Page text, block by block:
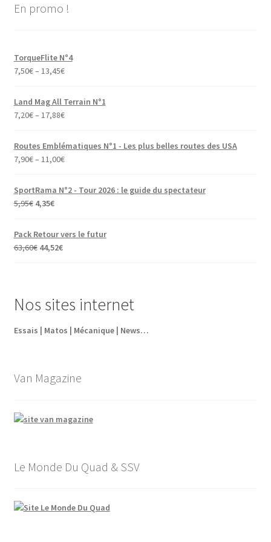
En promo !
TorqueFlite N°4
7,50€– 13,45€
Land Mag All Terrain N°1
7,20€– 17,88€
Routes Emblématiques N°1 - Les plus belles routes des USA
7,90€– 11,00€
SportRama N°2 - Tour 2026 : le guide du spectateur
5,95€ Le
initial
était :
5,95€.
4,35€Le
est :
Pack Retour vers le futur
63,60€ Le
63,60€.
44,52€Le
44,52€.
Nos sites internet
Essais | Matos | Mécanique | News…
Van Magazine
Le Monde Du Quad & SSV